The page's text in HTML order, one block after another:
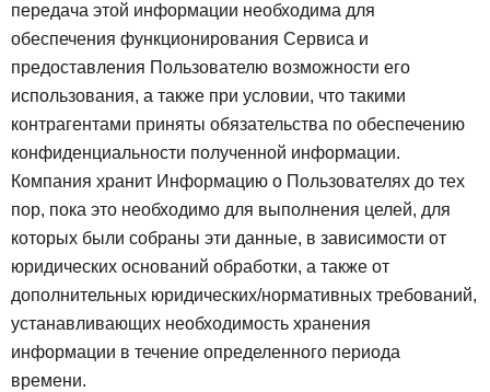
передача этой информации необходима для
обеспечения функционирования Сервиса и
предоставления Пользователю возможности его
использования, а также при условии, что такими
контрагентами приняты обязательства по обеспечению
конфиденциальности полученной информации.
Компания хранит Информацию о Пользователях до тех
пор, пока это необходимо для выполнения целей, для
которых были собраны эти данные, в зависимости от
юридических оснований обработки, а также от
дополнительных юридических/нормативных требований,
устанавливающих необходимость хранения
информации в течение определенного периода
времени.